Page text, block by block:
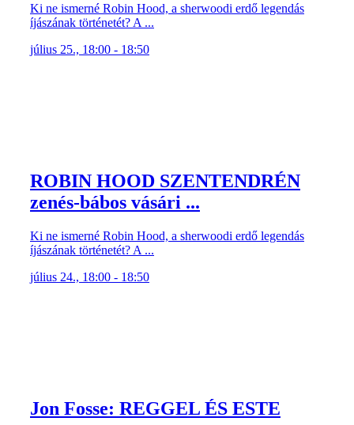
Ki ne ismerné Robin Hood, a sherwoodi erdő legendás
íjászának történetét? A ...
július 25., 18:00 - 18:50
ROBIN HOOD SZENTENDRÉN
zenés-bábos vásári ...
Ki ne ismerné Robin Hood, a sherwoodi erdő legendás
íjászának történetét? A ...
július 24., 18:00 - 18:50
Jon Fosse: REGGEL ÉS ESTE